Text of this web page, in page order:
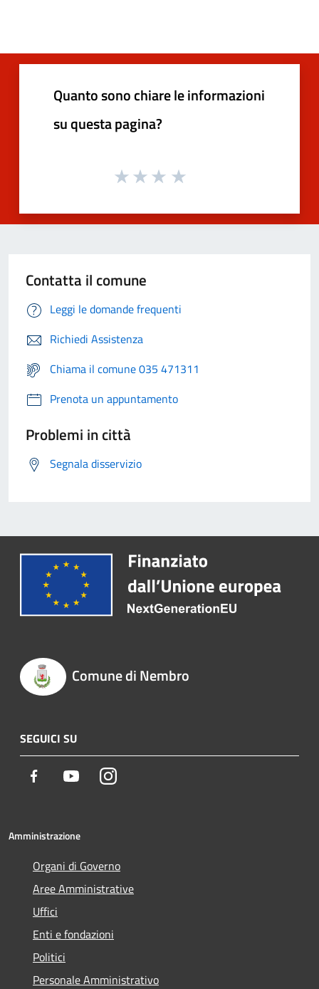
Quanto sono chiare le informazioni
su questa pagina?
Contatta il comune
Leggi le domande frequenti
Richiedi Assistenza
Chiama il comune 035 471311
Prenota un appuntamento
Problemi in città
Segnala disservizio
Comune di Nembro
SEGUICI SU
Facebook YoutubeInstagram
Amministrazione
Organi di Governo
Aree Amministrative
Uffici
Enti e fondazioni
Politici
Personale Amministrativo